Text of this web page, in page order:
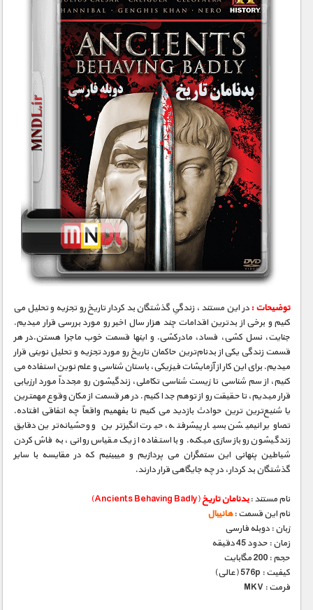
سرگرمی
شناخت کودکان
طبیعت
علم و فناوری
فرهنگ / هنر
کیهان / نجوم
گردشگری
ماورایی
مسابقات / ورزشی
مستند های اختصاصی
توضیحات :در این مستند ، زندگیِ گذشتگان بد کردار تاریخ رو تجزیه و تحلیل می
کنیم و برخی از بدترین اقدامات چند هزار سال اخیر رو مورد بررسی قرار میدیم.
جنایت، نسل کشی، فساد، مادرکشی. و اینها قسمت خوب ماجرا هستن.در هر
قسمت زندگی یکی از بدنام‌ترین حاکمان تاریخ رو مورد تجزیه و تحلیل نوینی قرار
میدیم. برای این کار از آزمایشات فیزیکی، باستان شناسی و علم نوین استفاده می
کنیم، از سم شناسی تا زیست شناسی تکاملی، زندگیشون رو مجدداً مورد ارزیابی
قرار میدیم، تا حقیقت رو از توهم جدا کنیم. در هر قسمت از مکان وقوع مهمترین
یا شنیع‌ترین ترین حوادث بازدید می کنیم تا بفهمیم واقعاً چه اتفاقی افتاده.
تصاویر انیمیشن بسیار پیشرفته، حیرت انگیزترین و وحشیانه‌ترین دقایق
زندگیشون رو بازسازی میکنه. و با استفاده از یک مقیاس روانی، به فاش کردن
شیاطین پنهانی این ستمگران می پردازیم و میبینیم که در مقایسه با سایر
گذشتگان بد کردار، در چه جایگاهی قرار دارند.
نام مستند :بدنامان تاریخ(Ancients Behaving Badly)
نام این قسمت :هانیبال
زبان : دوبله فارسی
زمان : حدود 45 دقیقه
حجم : 200 مگابایت
کیفیت : 576p (عالی)
فرمت : MKV